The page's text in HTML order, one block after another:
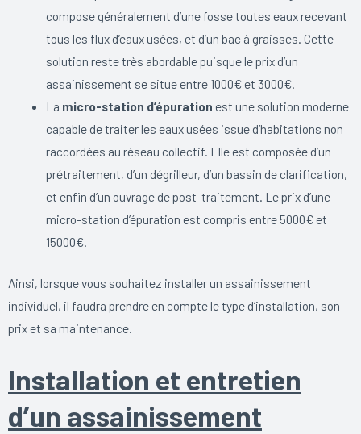
compose généralement d’une fosse toutes eaux recevant
tous les flux d’eaux usées, et d’un bac à graisses. Cette
solution reste très abordable puisque le prix d’un
assainissement se situe entre 1000€ et 3000€.
La micro-station d’épuration est une solution moderne
capable de traiter les eaux usées issue d’habitations non
raccordées au réseau collectif. Elle est composée d’un
prétraitement, d’un dégrilleur, d’un bassin de clarification,
et enfin d’un ouvrage de post-traitement. Le prix d’une
micro-station d’épuration est compris entre 5000€ et
15000€.
Ainsi, lorsque vous souhaitez installer un assainissement
individuel, il faudra prendre en compte le type d’installation, son
prix et sa maintenance.
Installation et entretien
d’un assainissement